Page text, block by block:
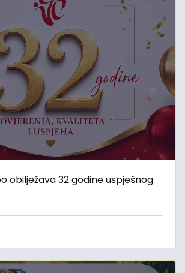
obilježava 32 godine uspješnog